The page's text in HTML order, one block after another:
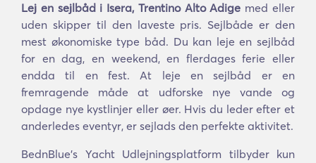
Lej en sejlbåd i Isera, Trentino Alto Adige med eller
uden skipper til den laveste pris. Sejlbåde er den
mest økonomiske type båd. Du kan leje en sejlbåd
for en dag, en weekend, en flerdages ferie eller
endda til en fest. At leje en sejlbåd er en
fremragende måde at udforske nye vande og
opdage nye kystlinjer eller øer. Hvis du leder efter et
anderledes eventyr, er sejlads den perfekte aktivitet.
BednBlue's Yacht Udlejningsplatform tilbyder kun